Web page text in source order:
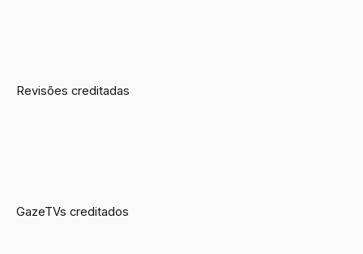
Revisões creditadas
GazeTVs creditados